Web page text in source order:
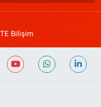
TE Bilişim